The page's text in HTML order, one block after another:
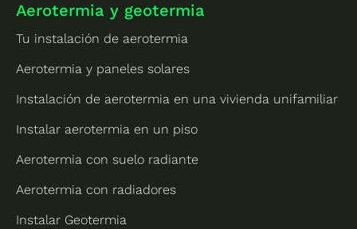
Aerotermia y geotermia
Tu instalación de aerotermia
Aerotermia y paneles solares
Instalación de aerotermia en una vivienda unifamiliar
Instalar aerotermia en un piso
Aerotermia con suelo radiante
Aerotermia con radiadores
Instalar Geotermia